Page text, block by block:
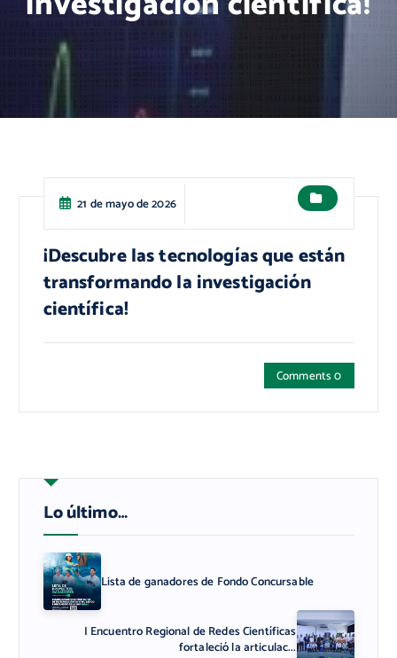
21 de mayo de 2026
¡Descubre las tecnologías que están
transformando la investigación
científica!
Comments 0
Lo último…
Lista de ganadores de Fondo Concursable
I Encuentro Regional de Redes Científicas
fortaleció la articulac...